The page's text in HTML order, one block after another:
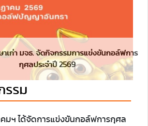
เก่า มจธ. จัดกิจกรรมการแข่งขันกอล์ฟการ
กุศลประจำปี 2569
รรม
มฯ ได้จัดการแข่งขันกอล์ฟการกุศล